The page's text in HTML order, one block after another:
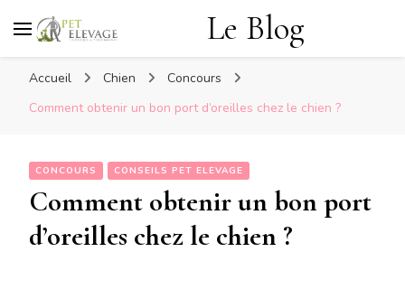
Le Blog
Accueil Chien
Concours
Comment obtenir un bon port d’oreilles chez le chien ?
CONCOURS CONSEILS PET ELEVAGE
Comment obtenir un bon port
d’oreilles chez le chien ?